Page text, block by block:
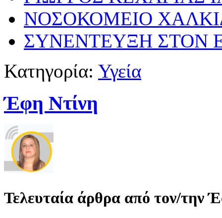
ΝΟΣΟΚΟΜΕΙΟ
ΣΥΝΕΝΤΕΥΞΗ ΣΤΟΝ
Κατηγορία: Υγεία
Έφη Ντίνη
Τελευταία άρθρα από τον/την